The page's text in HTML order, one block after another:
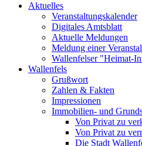
Aktuelles
Veranstaltungskalender
Digitales Amtsblatt
Aktuelle Meldungen
Meldung einer
Wallenfelser "Heimat-
Wallenfels
Grußwort
Zahlen & Fakten
Impressionen
Immobilien- und
Von Privat zu
Von Privat zu
Die Stadt